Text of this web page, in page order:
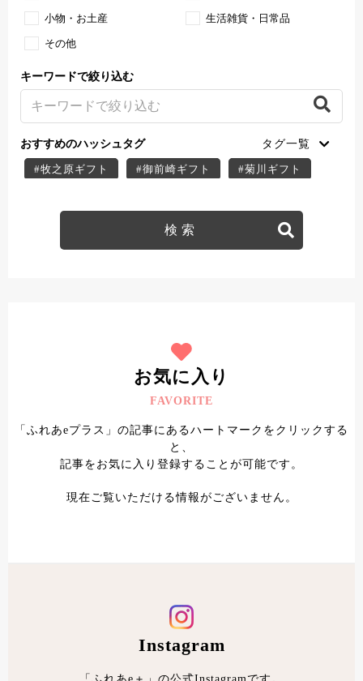
小物・お土産 生活雑貨・日常品
その他
キーワードで絞り込む
おすすめのハッシュタグ
#牧之原ギフト #御前崎ギフト #菊川ギフト
#牧之原デザート #掛川デザート
#掛川ランチ
#牧之原テイクアウト #牧之原子連れ
#牧之原ランチ
#御前崎ランチ
お気に入り
FAVORITE
「ふれあeプラス」の記事にあるハートマークをクリックする
と、
記事をお気に入り登録することが可能です。
現在ご覧いただける情報がございません。
Instagram